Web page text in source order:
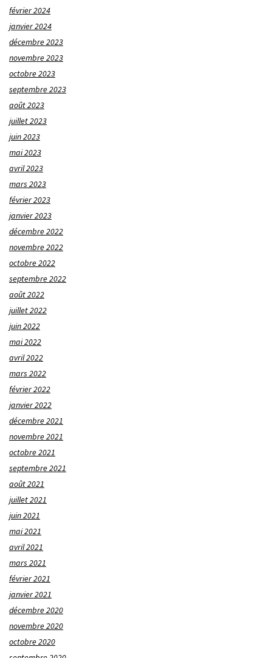
février 2024
janvier 2024
décembre 2023
novembre 2023
octobre 2023
septembre 2023
août 2023
juillet 2023
juin 2023
mai 2023
avril 2023
mars 2023
février 2023
janvier 2023
décembre 2022
novembre 2022
octobre 2022
septembre 2022
août 2022
juillet 2022
juin 2022
mai 2022
avril 2022
mars 2022
février 2022
janvier 2022
décembre 2021
novembre 2021
octobre 2021
septembre 2021
août 2021
juillet 2021
juin 2021
mai 2021
avril 2021
mars 2021
février 2021
janvier 2021
décembre 2020
novembre 2020
octobre 2020